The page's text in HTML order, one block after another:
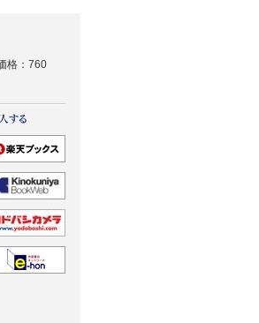
格：760